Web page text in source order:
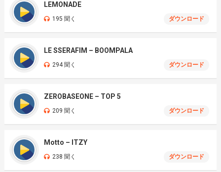
LEMONADE
195 聞く ダウンロード
LE SSERAFIM – BOOMPALA
294 聞く ダウンロード
ZEROBASEONE – TOP 5
209 聞く ダウンロード
Motto – ITZY
238 聞く ダウンロード